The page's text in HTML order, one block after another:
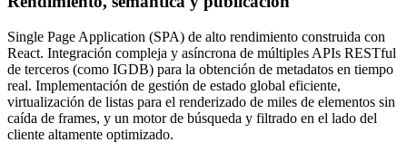
Single Page Application (SPA) de alto rendimiento construida con
React. Integración compleja y asíncrona de múltiples APIs RESTful
de terceros (como IGDB) para la obtención de metadatos en tiempo
real. Implementación de gestión de estado global eficiente,
virtualización de listas para el renderizado de miles de elementos sin
caída de frames, y un motor de búsqueda y filtrado en el lado del
cliente altamente optimizado.